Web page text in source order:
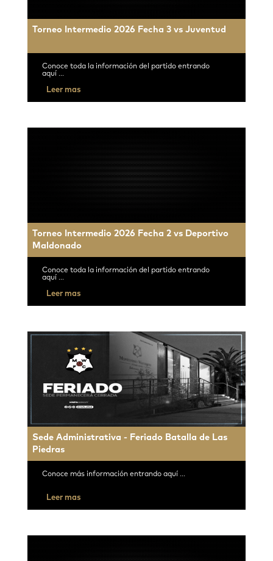
Torneo Intermedio 2026 Fecha 3 vs Juventud
Conoce toda la información del partido entrando
aquí ...
Leer mas
Torneo Intermedio 2026 Fecha 2 vs Deportivo
Maldonado
Conoce toda la información del partido entrando
aquí ...
Leer mas
Sede Administrativa - Feriado Batalla de Las
Piedras
Conoce más información entrando aquí ...
Leer mas